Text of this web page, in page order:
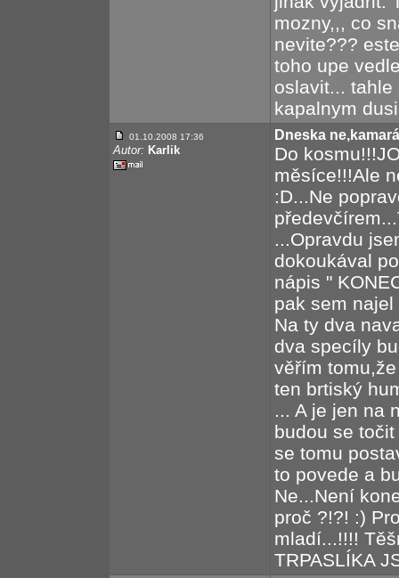
mozny,,, co
nevite???
toho upe
oslavit...
kapalnym
01.10.2008 17:36
Autor: Karlik
Dneska
Do
měsíce!!!Ale
:D...Ne
...Opravdu
dokoukával
nápis "
pak sem
Na ty dva
dva specíly
věřím
ten brtiský
... A je jen na
budou se
se tomu
to povede a
Ne...Není
proč ?!?! :)
mladí...!!!!
TRPASLÍKA